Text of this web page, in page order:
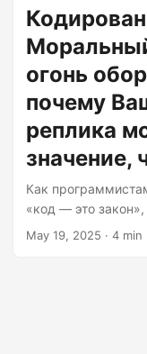
nightmares, and
ethical minefield.
contracts aren’t
navigating a
make even the
огонь
почему
реплика
значение,
Как
«код — это закон»,
который мы пишем,
практические
May 19, 2025 · 4